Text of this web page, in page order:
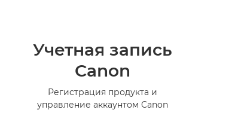
Учетная запись
Canon
Регистрация продукта и
управление аккаунтом Canon